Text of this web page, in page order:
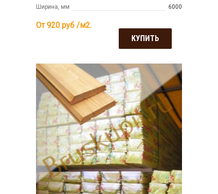
Ширина, мм
6000
От 920 руб /м2.
КУПИТЬ